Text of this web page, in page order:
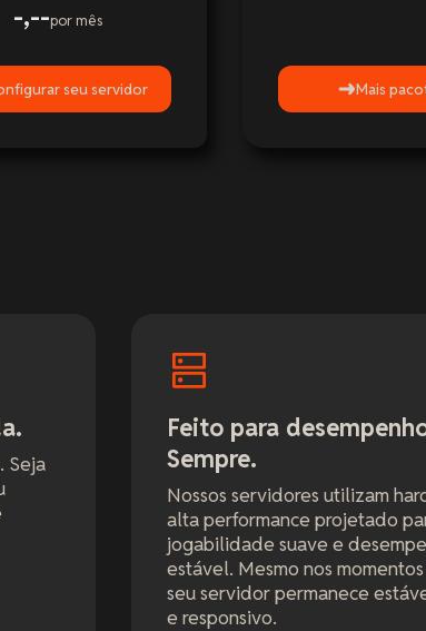
-,--por mês
seu servidor Mais
Seja
Feito para
Sempre.
Nossos servidores utilizam
alta performance projetado
jogabilidade suave e
estável. Mesmo nos
seu servidor permanece
e responsivo.